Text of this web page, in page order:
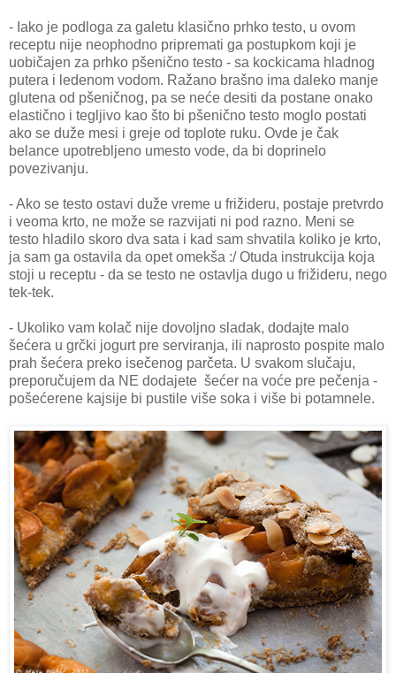
- Iako je podloga za galetu klasično prhko testo, u ovom
receptu nije neophodno pripremati ga postupkom koji je
uobičajen za prhko pšenično testo - sa kockicama hladnog
putera i ledenom vodom. Ražano brašno ima daleko manje
glutena od pšeničnog, pa se neće desiti da postane onako
elastično i tegljivo kao što bi pšenično testo moglo postati
ako se duže mesi i greje od toplote ruku. Ovde je čak
belance upotrebljeno umesto vode, da bi doprinelo
povezivanju.
- Ako se testo ostavi duže vreme u frižideru, postaje pretvrdo
i veoma krto, ne može se razvijati ni pod razno. Meni se
testo hladilo skoro dva sata i kad sam shvatila koliko je krto,
ja sam ga ostavila da opet omekša :/ Otuda instrukcija koja
stoji u receptu - da se testo ne ostavlja dugo u frižideru, nego
tek-tek.
- Ukoliko vam kolač nije dovoljno sladak, dodajte malo
šećera u grčki jogurt pre serviranja, ili naprosto pospite malo
prah šećera preko isečenog parčeta. U svakom slučaju,
preporučujem da NE dodajete šećer na voće pre pečenja -
pošećerene kajsije bi pustile više soka i više bi potamnele.